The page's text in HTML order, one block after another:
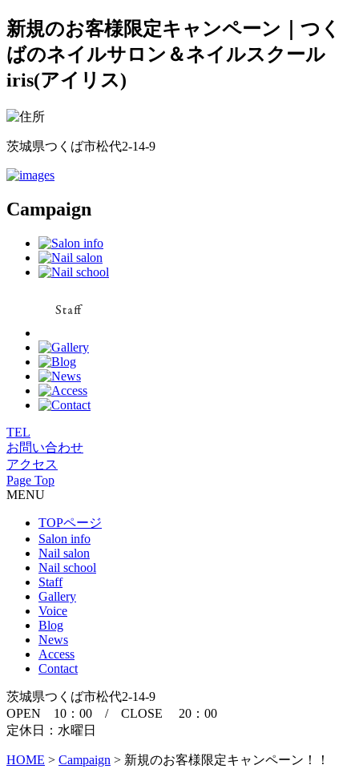
新規のお客様限定キャンペーン｜つく
ばのネイルサロン＆ネイルスクール
iris(アイリス)
茨城県つくば市松代2-14-9
Campaign
TEL
お問い合わせ
アクセス
Page Top
MENU
TOPページ
Salon info
Nail salon
Nail school
Staff
Gallery
Voice
Blog
News
Access
Contact
茨城県つくば市松代2-14-9
OPEN 10：00 / CLOSE 20：00
定休日：水曜日
HOME > Campaign > 新規のお客様限定キャンペーン！！